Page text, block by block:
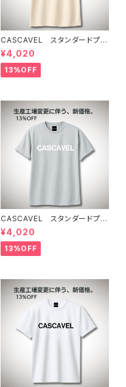
CASCAVEL スタンダードプラ
クティスシャツ ライトベージュ
¥4,020
13%OFF
CASCAVEL スタンダードプラ
クティスシャツ シルバーグレー
¥4,020
13%OFF